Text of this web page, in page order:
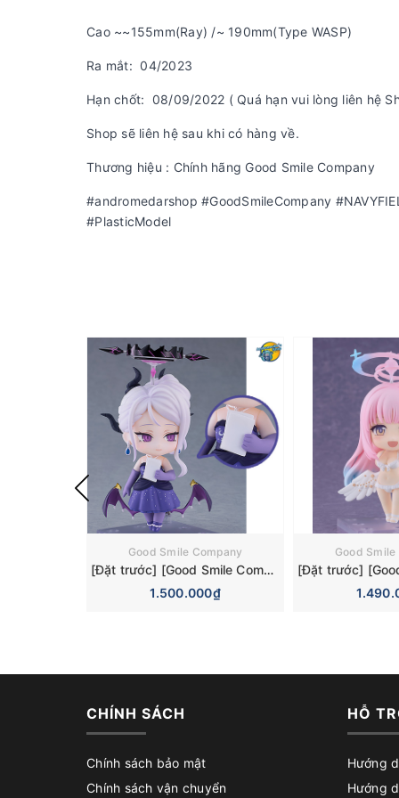
Cao ~~155mm(Ray) /~ 190mm(Type WASP)
Ra mắt: 04/2023
Hạn chốt: 08/09/2022 ( Quá hạn vui lòng liên hệ
Shop sẽ liên hệ sau khi có hàng về.
Thương hiệu : Chính hãng Good Smile Company
#andromedarshop #GoodSmileCompany
#PlasticModel
Good Smile Company
[Đặt trước] [Good Smile Company] Mô hình nhân vật Blue Archive Nendoroid 3110 Hina Sorasaki Dress Basic Figure (+Bonus)
1.500.000₫
Good
CHÍNH SÁCH
Chính sách bảo mật
Chính sách vận chuyển
HỖ
Hướng
Hướng